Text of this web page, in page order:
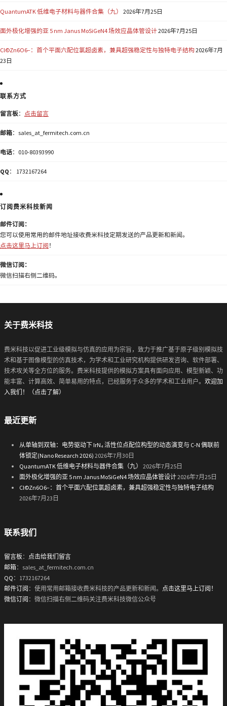
QuantumATK 低维电子材料与器件合集（九） 2026年7月25日
面外极化增强的亚 5 nm Janus MoSiGeN4 场效应晶体管设计2026年7月25日
Cl©Zn6O6−：首个平面六配位氯超卤素，兼具超强稳定性与独特电子结构2026年7月
23日
联系方式
留言板： 点击留言
邮箱：sales_at_fermitech.com.cn
电话：010-80393990
QQ ： 1732167264
订阅费米科技新闻
邮件订阅：
您可以使用常用的邮件地址接收费米科技定期发送的产品更新和新闻。
点击这里马上订阅 ！
微信订阅：
微信扫描右侧二维码。
关于费米科技
费米科技以促进工业级模拟与仿真的应用为宗旨，致力于推广基于原子级别模拟技
术和基于图像模型的仿真技术，为学术和工业研究机构提供研发咨询、软件部署、
技术攻关等全方位的服务。费米科技提供的模拟方案具有面向应用、模型新颖、功
能丰富、计算高效、简单易用的特点，已经服务于众多的学术和工业用户。 欢迎加
入我们！（点击了解）
最近更新
从单轴到双轴：电势驱动下 IrN₄ 活性位点配位构型的动态演变与 C-N 偶联前
体锁定(Nano Research 2026) 2026年7月30日
QuantumATK 低维电子材料与器件合集（九）
2026年7月25日
面外极化增强的亚 5 nm Janus MoSiGeN4 场效应晶体管设计2026年7月25日
Cl©Zn6O6−：首个平面六配位氯超卤素，兼具超强稳定性与独特电子结构
2026年7月23日
联系我们
留言板 ： 点击给我们留言
邮箱：sales_at_fermitech.com.cn
QQ ：1732167264
邮件订阅 ：使用常用邮箱接收费米科技的产品更新和新闻。 点击这里马上订阅！
微信订阅 ：微信扫描右侧二维码关注费米科技微信公众号